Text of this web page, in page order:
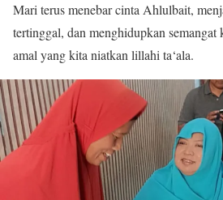
Mari terus menebar cinta Ahlulbait,
tertinggal, dan menghidupkan semangat
amal yang kita niatkan lillahi ta‘ala.